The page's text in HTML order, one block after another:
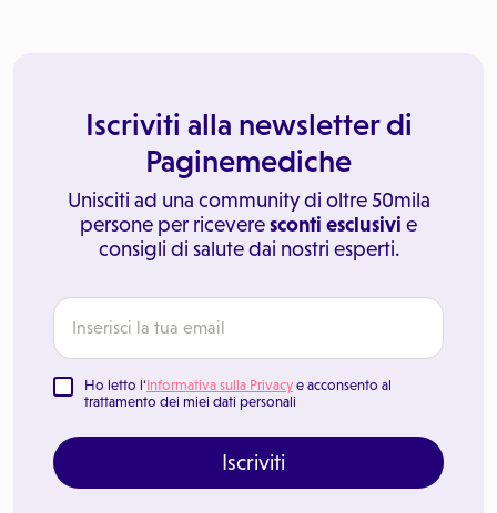
Iscriviti alla newsletter di
Paginemediche
Unisciti ad una community di oltre 50mila
persone per riceveresconti esclusivi e
consigli di salute dai nostri esperti.
Ho letto l'Informativa sulla Privacy e acconsento al
trattamento dei miei dati personali
Iscriviti